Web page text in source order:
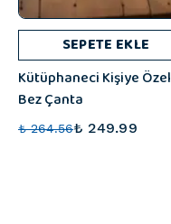
SEPETE EKLE
Kütüphaneci Kişiye Özel
Bez Çanta
₺ 264.56₺ 249.99